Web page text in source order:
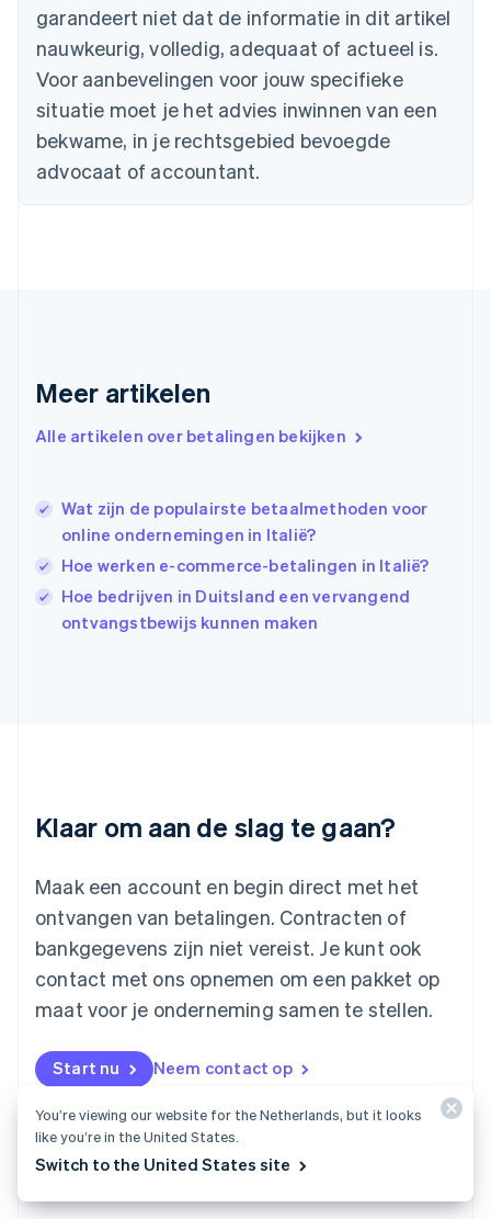
garandeert niet dat de informatie in dit artikel
nauwkeurig, volledig, adequaat of actueel is.
Voor aanbevelingen voor jouw specifieke
situatie moet je het advies inwinnen van een
bekwame, in je rechtsgebied bevoegde
advocaat of accountant.
Meer artikelen
Alle artikelen over betalingen bekijken
Wat zijn de populairste betaalmethoden voor
online ondernemingen in Italië?
Hoe werken e-commerce-betalingen in Italië?
Hoe bedrijven in Duitsland een vervangend
ontvangstbewijs kunnen maken
Klaar om aan de slag te gaan?
Maak een account en begin direct met het
ontvangen van betalingen. Contracten of
bankgegevens zijn niet vereist. Je kunt ook
contact met ons opnemen om een pakket op
maat voor je onderneming samen te stellen.
Start nu Neem contact op
English
Denemarken
Duitsland
DeutschEnglish
Estland
Finland
EnglishSvenska
English
Hongkong SAR, China
English简体中文
English
Italië
ItalianoEnglish
日本語English
Kroatië
FrançaisDeutschEnglish
English
Malta
English
Mexico
Nederland
NederlandsEnglish
English
Noorwegen
Oostenrijk
Deutsch English
Polen
Portugal
You’re viewing our website for the Netherlands, but it looks
like you’re in the United States.
Switch to the United States site